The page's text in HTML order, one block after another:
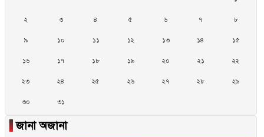
২ ৩ ৪ ৫ ৬ ৭ ৮
৯ ১০ ১১ ১২ ১৩ ১৪ ১৫
১৬ ১৭ ১৮ ১৯ ২০ ২১ ২২
২৩ ২৪ ২৫ ২৬ ২৭ ২৮ ২৯
৩০ ৩১
▐জানা অজানা